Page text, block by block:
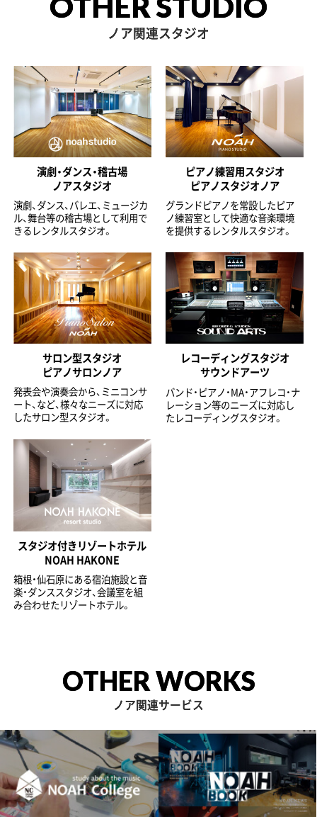
ノア関連スタジオ
演劇・ダンス・稽古場
ノアスタジオ
演劇、ダンス、バレエ、ミュージカ
ル、舞台等の稽古場として利用で
きるレンタルスタジオ。
ピアノ練習用スタジオ
ピアノスタジオノア
グランドピアノを常設したピア
ノ練習室として快適な音楽環境
を提供するレンタルスタジオ。
サロン型スタジオ
ピアノサロンノア
発表会や演奏会から、ミニコンサ
ート、など、様々なニーズに対応
したサロン型スタジオ。
レコーディングスタジオ
サウンドアーツ
バンド・ピアノ・MA・アフレコ・ナ
レーション等のニーズに対応し
たレコーディングスタジオ。
スタジオ付きリゾートホテル
NOAH HAKONE
箱根・仙石原にある宿泊施設と音
楽・ダンススタジオ、会議室を組
み合わせたリゾートホテル。
OTHER WORKS
ノア関連サービス